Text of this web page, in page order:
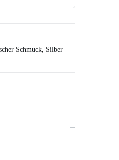
Schmuck, Silber